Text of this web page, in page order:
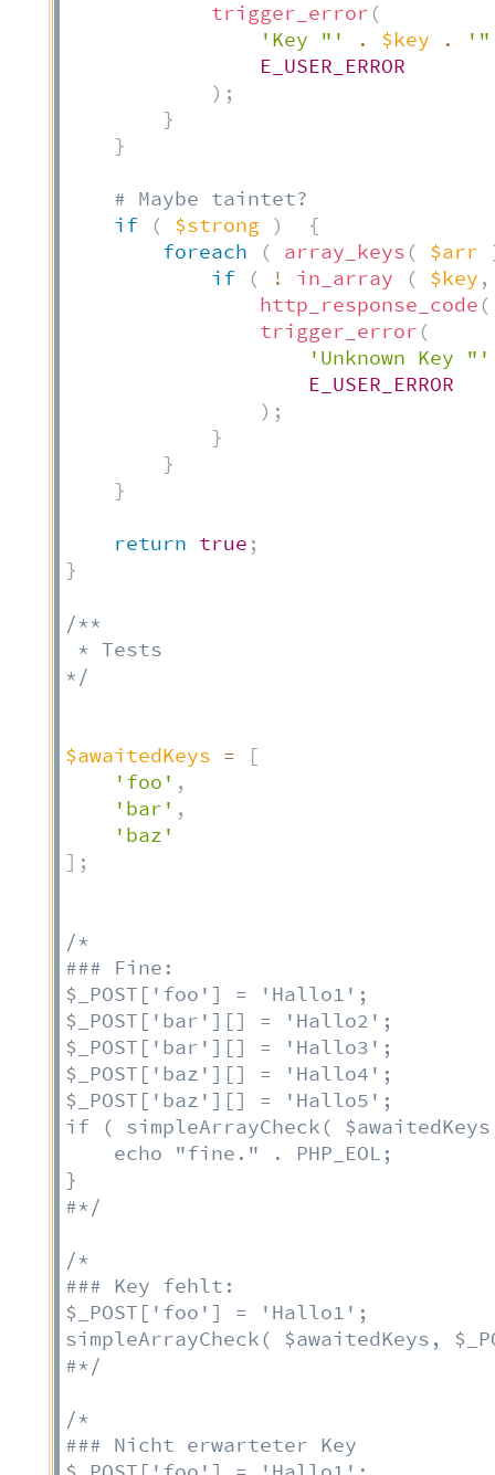
trigger_error (
'Key "'
. $key .
'"
E_USER_ERROR
) ;
}
}
# Maybe taintet?
if
( $strong )
{
foreach
( array_keys ( $arr
if
( ! in_array ( $key ,
http_response_code (
trigger_error (
'Unknown Key "'
E_USER_ERROR
) ;
}
}
}
return true ;
}
/**
* Tests
*/
$awaitedKeys =
[
'foo' ,
'bar' ,
'baz'
] ;
/*
### Fine:
$_POST['foo'] = 'Hallo1';
$_POST['bar'][] = 'Hallo2';
$_POST['bar'][] = 'Hallo3';
$_POST['baz'][] = 'Hallo4';
$_POST['baz'][] = 'Hallo5';
if ( simpleArrayCheck(
    echo "fine." . PHP_EOL;
}
#*/
/*
### Key fehlt:
$_POST['foo'] = 'Hallo1';
simpleArrayCheck( $awaitedKeys,
#*/
/*
### Nicht erwarteter Key